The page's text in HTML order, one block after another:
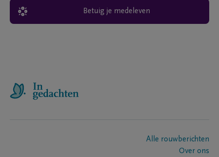
Betuig je medeleven
Alle rouwberichten
Over ons